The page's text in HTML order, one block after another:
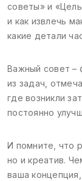
советы» и
и как извлечь
какие детали
Важный совет –
из задач,
где возникли
постоянно
И помните, что
но и креатив.
ваша